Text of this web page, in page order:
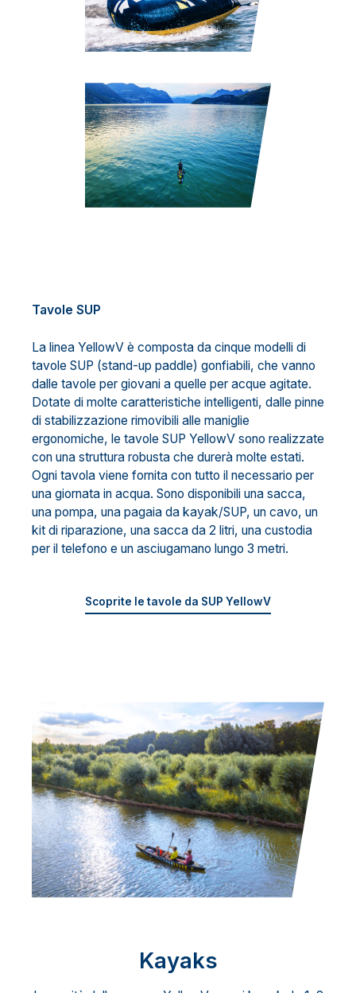
Tavole SUP
La linea YellowV è composta da cinque modelli di
tavole SUP (stand-up paddle) gonfiabili, che vanno
dalle tavole per giovani a quelle per acque agitate.
Dotate di molte caratteristiche intelligenti, dalle pinne
di stabilizzazione rimovibili alle maniglie
ergonomiche, le tavole SUP YellowV sono realizzate
con una struttura robusta che durerà molte estati.
Ogni tavola viene fornita con tutto il necessario per
una giornata in acqua. Sono disponibili una sacca,
una pompa, una pagaia da kayak/SUP, un cavo, un
kit di riparazione, una sacca da 2 litri, una custodia
per il telefono e un asciugamano lungo 3 metri.
Scoprite le tavole da SUP YellowV
Kayaks